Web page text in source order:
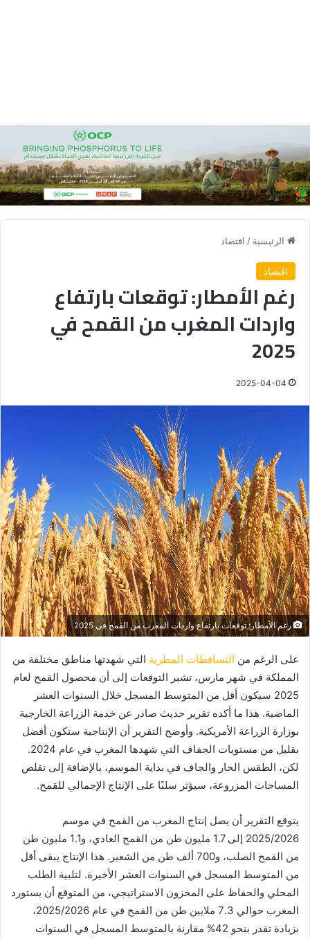
الرئيسية / اقتصاد
اقتصاد
رغم الأمطار: توقعات بارتفاع
واردات المغرب من القمح في
2025
2025-04-04
رغم الأمطار: توقعات بارتفاع واردات المغرب من القمح في 2025
على الرغم من التساقطات المطرية التي شهدتها مناطق مختلفة من
المملكة في شهر مارس، تشير التوقعات إلى أن محصول القمح لعام
2025 سيكون أقل من المتوسط المسجل خلال السنوات العشر
الماضية. هذا ما أكده تقرير حديث صادر عن خدمة الزراعة الخارجية
بوزارة الزراعة الأمريكية. وأوضح التقرير أن الإنتاجية ستكون أفضل
بقليل من مستويات الجفاف التي شهدها المغرب في عام 2024.
لكن، الطقس الحار والجاف في بداية الموسم، بالإضافة إلى تقلص
المساحات المزروعة، سيؤثر سلبًا على الإنتاج الإجمالي للقمح.
يتوقع التقرير أن يصل إنتاج المغرب من القمح في موسم
2025/2026 إلى 1.7 مليون طن من القمح العادي، و1.1 مليون طن
من القمح الصلب، و700 ألف طن من الشعير. هذا الإنتاج يبقى أقل
من المتوسط المسجل في السنوات العشر الأخيرة. لتلبية الطلب
المحلي والحفاظ على المخزون الاستراتيجي، من المتوقع أن يستورد
المغرب حوالي 7.3 ملايين طن من القمح في عام 2025/2026،
بزيادة تقدر بنحو 42% مقارنة بالمتوسط المسجل في السنوات